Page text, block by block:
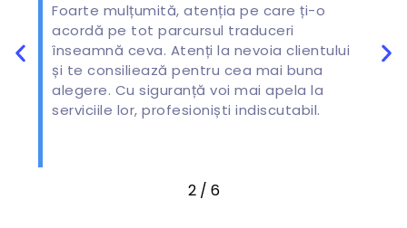
Foarte mulțumită, atenția pe care ți-o
acordă pe tot parcursul traduceri
înseamnă ceva. Atenți la nevoia clientului
și te consiliează pentru cea mai buna
alegere. Cu siguranță voi mai apela la
serviciile lor, profesioniști indiscutabil.
2/ 6